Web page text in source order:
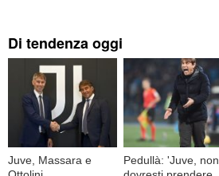
Di tendenza oggi
Juve, Massara e
Pedullà: 'Juve, non